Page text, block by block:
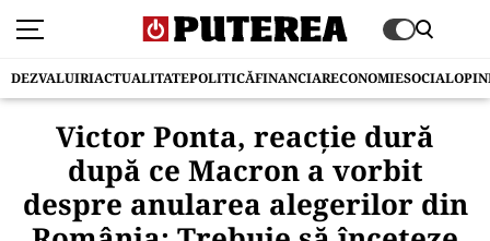
DEZVALUIRIACTUALITATEPOLITICĂFINANCIARECONOMIESOCIAL
Victor Ponta, reacție dură
după ce Macron a vorbit
despre anularea alegerilor din